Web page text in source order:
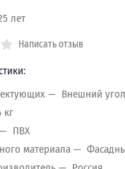
лет
Написать отзыв
Внешний угол
кг
ПВХ
материала